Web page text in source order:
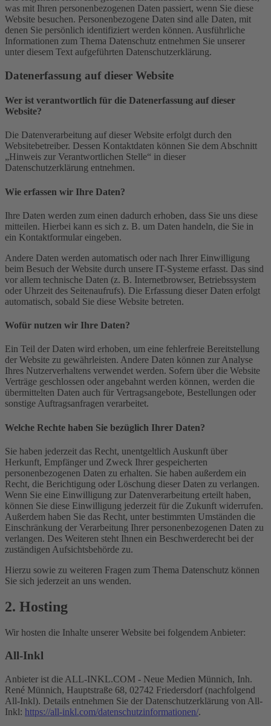
was mit Ihren personenbezogenen Daten passiert, wenn Sie diese
Website besuchen. Personenbezogene Daten sind alle Daten, mit
denen Sie persönlich identifiziert werden können. Ausführliche
Informationen zum Thema Datenschutz entnehmen Sie unserer
unter diesem Text aufgeführten Datenschutzerklärung.
Datenerfassung auf dieser Website
Wer ist verantwortlich für die Datenerfassung auf dieser
Website?
Die Datenverarbeitung auf dieser Website erfolgt durch den
Websitebetreiber. Dessen Kontaktdaten können Sie dem Abschnitt
„Hinweis zur Verantwortlichen Stelle“ in dieser
Datenschutzerklärung entnehmen.
Wie erfassen wir Ihre Daten?
Ihre Daten werden zum einen dadurch erhoben, dass Sie uns diese
mitteilen. Hierbei kann es sich z. B. um Daten handeln, die Sie in
ein Kontaktformular eingeben.
Andere Daten werden automatisch oder nach Ihrer Einwilligung
beim Besuch der Website durch unsere IT-Systeme erfasst. Das sind
vor allem technische Daten (z. B. Internetbrowser, Betriebssystem
oder Uhrzeit des Seitenaufrufs). Die Erfassung dieser Daten erfolgt
automatisch, sobald Sie diese Website betreten.
Wofür nutzen wir Ihre Daten?
Ein Teil der Daten wird erhoben, um eine fehlerfreie Bereitstellung
der Website zu gewährleisten. Andere Daten können zur Analyse
Ihres Nutzerverhaltens verwendet werden. Sofern über die Website
Verträge geschlossen oder angebahnt werden können, werden die
übermittelten Daten auch für Vertragsangebote, Bestellungen oder
sonstige Auftragsanfragen verarbeitet.
Welche Rechte haben Sie bezüglich Ihrer Daten?
Sie haben jederzeit das Recht, unentgeltlich Auskunft über
Herkunft, Empfänger und Zweck Ihrer gespeicherten
personenbezogenen Daten zu erhalten. Sie haben außerdem ein
Recht, die Berichtigung oder Löschung dieser Daten zu verlangen.
Wenn Sie eine Einwilligung zur Datenverarbeitung erteilt haben,
können Sie diese Einwilligung jederzeit für die Zukunft widerrufen.
Außerdem haben Sie das Recht, unter bestimmten Umständen die
Einschränkung der Verarbeitung Ihrer personenbezogenen Daten zu
verlangen. Des Weiteren steht Ihnen ein Beschwerderecht bei der
zuständigen Aufsichtsbehörde zu.
Hierzu sowie zu weiteren Fragen zum Thema Datenschutz können
Sie sich jederzeit an uns wenden.
2. Hosting
Wir hosten die Inhalte unserer Website bei folgendem Anbieter:
All-Inkl
Anbieter ist die ALL-INKL.COM - Neue Medien Münnich, Inh.
René Münnich, Hauptstraße 68, 02742 Friedersdorf (nachfolgend
All-Inkl). Details entnehmen Sie der Datenschutzerklärung von All-
Inkl: https://all-inkl.com/datenschutzinformationen/.